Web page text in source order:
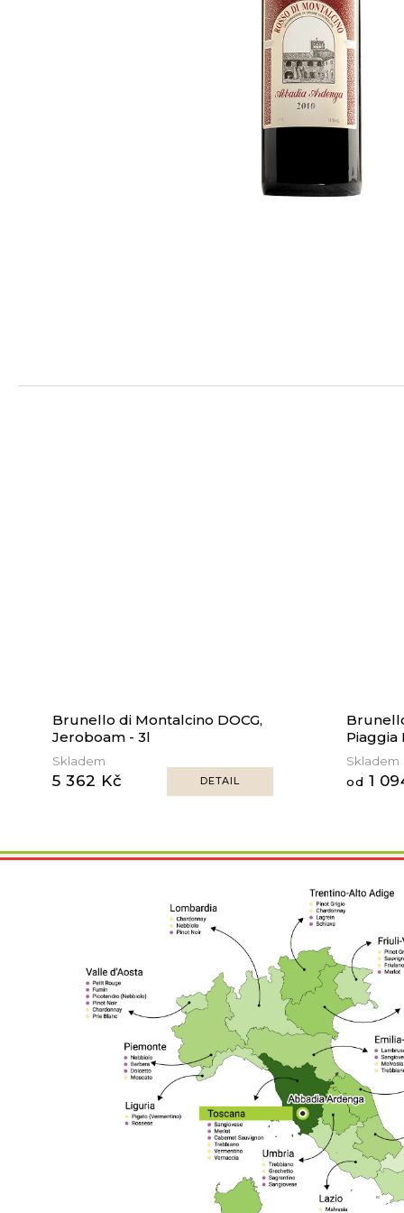
Brunello di Montalcino DOCG,
Jeroboam - 3l
Skladem
5 362 Kč DETAIL
Piaggia
Skladem
od 1